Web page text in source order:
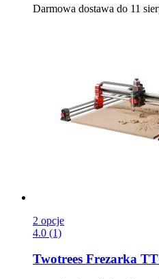
Darmowa dostawa do 11
2 opcje
4.0 (1)
Twotrees Frezarka